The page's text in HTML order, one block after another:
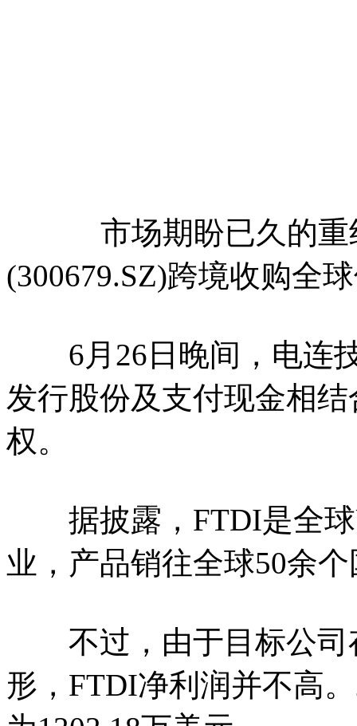
市场期盼已久的重组
(300679.SZ)跨境收购全
6月26日晚间，电连技
发行股份及支付现金相
权。
据披露，FTDI是全球
业，产品销往全球50余
不过，由于目标公司
形，FTDI净利润并不高